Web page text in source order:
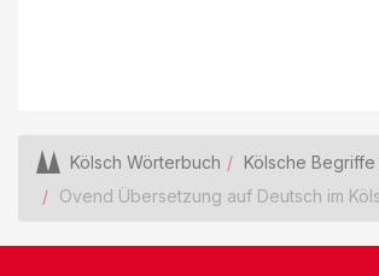
Kölsch Wörterbuch
Kölsche Begriffe
Ovend Übersetzung auf Deutsch im